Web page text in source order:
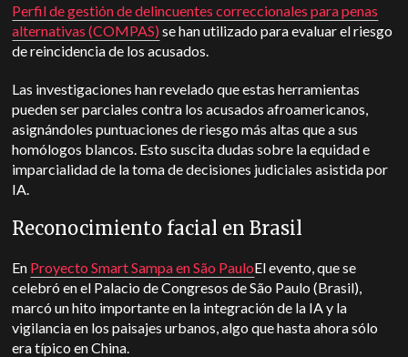
Perfil de gestión de delincuentes correccionales para penas
alternativas (COMPAS)se han utilizado para evaluar el riesgo
de reincidencia de los acusados.
Las investigaciones han revelado que estas herramientas
pueden ser parciales contra los acusados afroamericanos,
asignándoles puntuaciones de riesgo más altas que a sus
homólogos blancos. Esto suscita dudas sobre la equidad e
imparcialidad de la toma de decisiones judiciales asistida por
IA.
Reconocimiento facial en Brasil
En Proyecto Smart Sampa en São PauloEl evento, que se
celebró en el Palacio de Congresos de São Paulo (Brasil),
marcó un hito importante en la integración de la IA y la
vigilancia en los paisajes urbanos, algo que hasta ahora sólo
era típico en China.